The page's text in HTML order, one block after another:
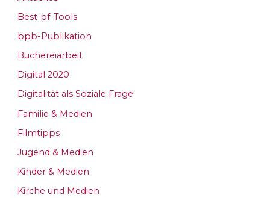
Best-of-Tools
bpb-Publikation
Büchereiarbeit
Digital 2020
Digitalität als Soziale Frage
Familie & Medien
Filmtipps
Jugend & Medien
Kinder & Medien
Kirche und Medien